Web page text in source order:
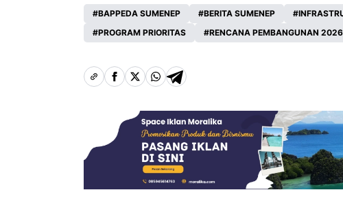
BAPPEDA SUMENEP BERITA SUMENEP
PROGRAM PRIORITAS
RENCANA PEMBANGUNAN 2026